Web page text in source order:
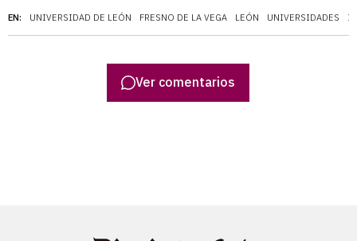
EN: UNIVERSIDAD DE LEÓN FRESNO DE LA VEGA LEÓN UNIVERSIDADES
Ver comentarios